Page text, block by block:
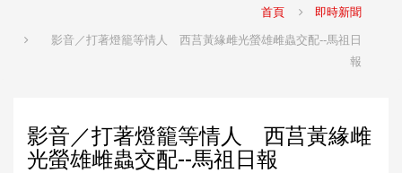
首頁 即時新聞
影音／打著燈籠等情人 西莒黃緣雌光螢雄雌蟲交配--馬祖日
報
影音／打著燈籠等情人 西莒黃緣雌
光螢雄雌蟲交配--馬祖日報